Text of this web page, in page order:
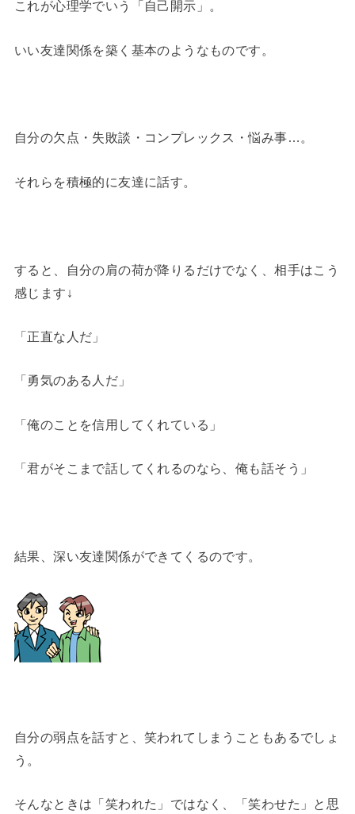
これが心理学でいう「自己開示」。
いい友達関係を築く基本のようなものです。
自分の欠点・失敗談・コンプレックス・悩み事…。
それらを積極的に友達に話す。
すると、自分の肩の荷が降りるだけでなく、相手はこう
感じます↓
「正直な人だ」
「勇気のある人だ」
「俺のことを信用してくれている」
「君がそこまで話してくれるのなら、俺も話そう」
結果、深い友達関係ができてくるのです。
自分の弱点を話すと、笑われてしまうこともあるでしょ
う。
そんなときは「笑われた」ではなく、「笑わせた」と思